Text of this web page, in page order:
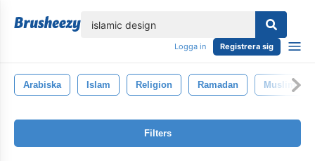
Logga in Registrera sig
Arabiska Islam Religion Ramadan Muslim
Filters